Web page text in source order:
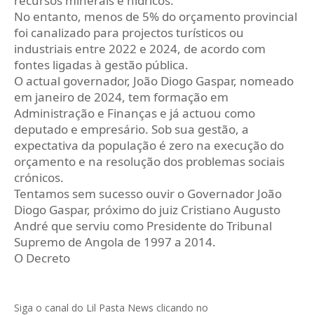
No entanto, menos de 5% do orçamento provincial
foi canalizado para projectos turísticos ou
industriais entre 2022 e 2024, de acordo com
fontes ligadas à gestão pública.
O actual governador, João Diogo Gaspar, nomeado
em janeiro de 2024, tem formação em
Administração e Finanças e já actuou como
deputado e empresário. Sob sua gestão, a
expectativa da população é zero na execução do
orçamento e na resolução dos problemas sociais
crónicos.
Tentamos sem sucesso ouvir o Governador João
Diogo Gaspar, próximo do juiz Cristiano Augusto
André que serviu como Presidente do Tribunal
Supremo de Angola de 1997 a 2014.
O Decreto
Siga o canal do Lil Pasta News clicando no